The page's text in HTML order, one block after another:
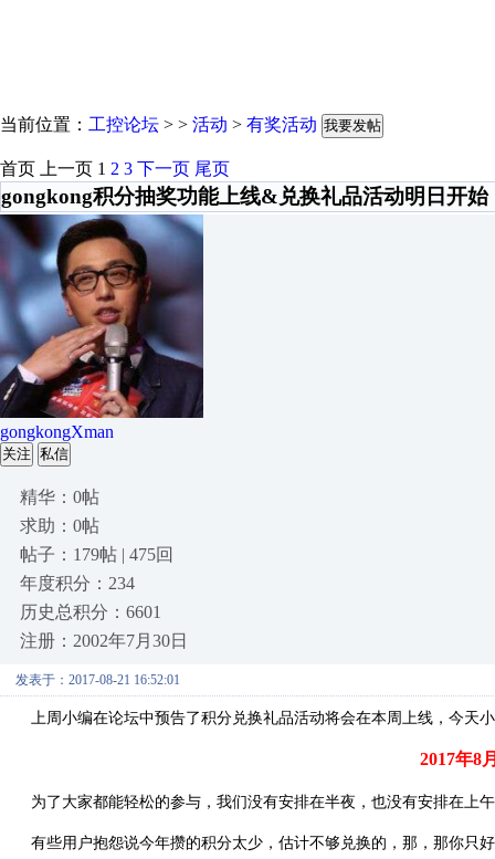
当前位置： 工控论坛 > > 活动 > 有奖活动 我要发帖
首页 上一页 1 2 3 下一页 尾页
gongkong积分抽奖功能上线&兑换礼品活动明日开始
gongkongXman
关注 私信
精华：0帖
求助：0帖
帖子：179帖 | 475回
年度积分：234
历史总积分：6601
注册：2002年7月30日
发表于：2017-08-21 16:52:01
上周小编在论坛中预告了积分兑换礼品活动将会在本周上线，今天
2017年8
为了大家都能轻松的参与，我们没有安排在半夜，也没有安排在上午
有些用户抱怨说今年攒的积分太少，估计不够兑换的，那，那你只